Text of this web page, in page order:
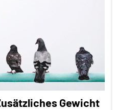
Gewicht